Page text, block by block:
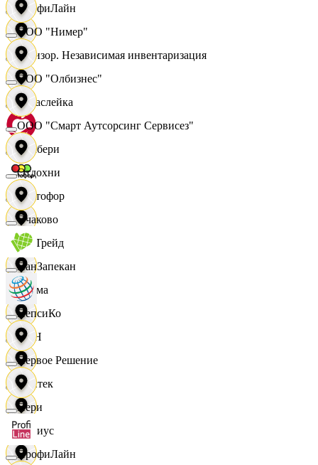
ПрофиЛайн
Ревизор. Независимая инвентаризация
Саваслейка
Самбери
Светофор
СетТрейд
Сигма
СИН
Синтек
Сириус
ООО "Нимер"
ООО "Олбизнес"
ООО "Смарт Аутсорсинг Сервисез"
Отдохни
Очаково
ПанЗапекан
ПепсиКо
Первое Решение
Пери
ПрофиЛайн